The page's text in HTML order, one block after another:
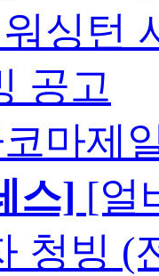
워싱턴
공고
마제
스] [얼
청빙 (